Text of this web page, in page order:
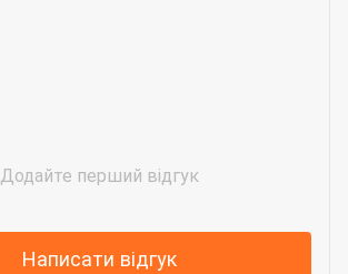
Додайте перший відгук
Написати відгук